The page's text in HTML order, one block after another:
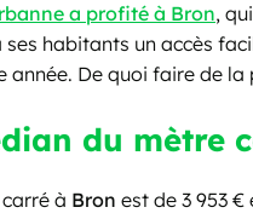
a profité à Bron,
habitants un accès
année. De quoi faire de
du mètre
à Bron est de 3 953 €